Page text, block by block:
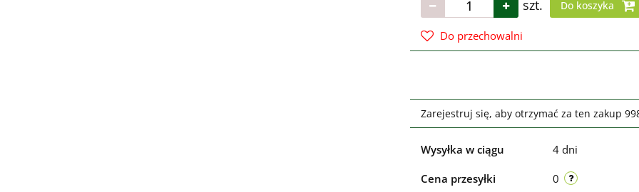
szt. Do koszyka
Do przechowalni
Zarejestruj się, aby otrzymać za ten zakup
Wysyłka w ciągu 4 dni
Cena przesyłki 0